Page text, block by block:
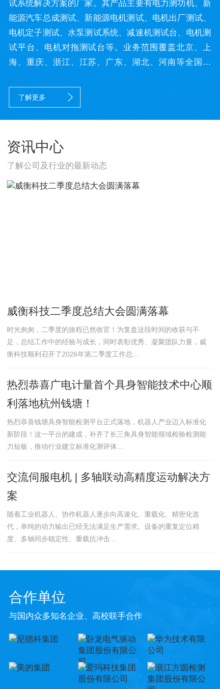
试系统解决方案的厂家。其产品主要有电力测功机、新
能源汽车总成测试、新能源电机测试、电机出厂测试、
电机定子测试、水泵测试系统、减速机测试台、电机测
试平台、电机对拖测试台等。业务范围覆盖北京、上
海、重庆、浙江、江苏、广东、湖北、河南等全国各
了解更多
资讯中心
了解公司及行业的最新动态
威衡科技二季度总结大会圆满落幕
时光匆匆，二季度的旅程已然收官！为复盘这段时间的收获与不
足，总结工作中的经验与成长，同时表彰优秀、凝聚团队力量，威
衡科技顺利召开了2026年第二季度工作总...
热烈恭喜广电计量首个具身智能技术中心顺
利落地杭州钱塘！
热烈恭喜钱塘具身智能检测平台正式落地，机器人产业迈入标准化
新阶段！这一平台的建成，补齐了长三角具身智能领域检验检测能
力短板，推动行业建立标准化测评体...
交流伺服电机 | 多轴联动高精度运动解决方
案
随着工业机器人、协作机器人逐步向高速化、重载化、精密化迭
代，单纯的动力输出已经无法满足生产需求。设备的重复定位精
度、多轴同步稳定性、重载抗冲击...
合作单位
与国内众多知名企业、高校联手合作